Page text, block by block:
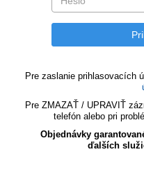
Pre zaslanie prihlasovacích
Pre ZMAZAŤ / UPRAVIŤ
telefón alebo pri
Objednávky
ďalších